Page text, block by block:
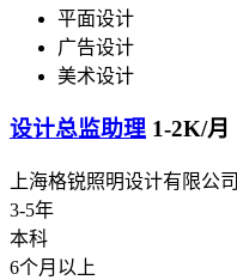
平面设计
广告设计
美术设计
设计总监助理 1-2K/月
上海格锐照明设计有限公司
3-5年
本科
6个月以上